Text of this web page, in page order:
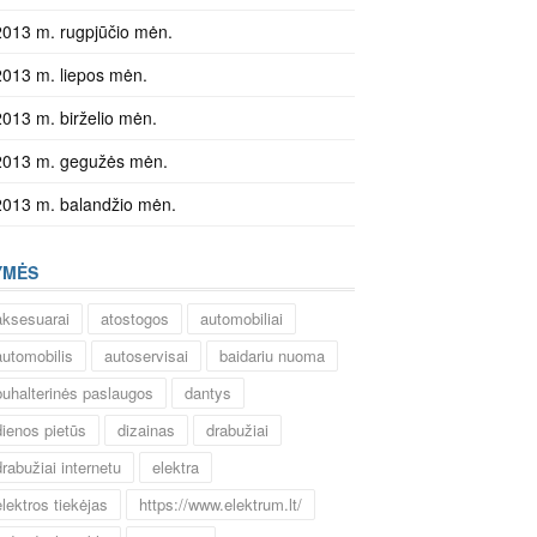
m. rugpjūčio mėn.
m. liepos mėn.
m. birželio mėn.
m. gegužės mėn.
m. balandžio mėn.
atostogos
automobiliai
autoservisai
baidariu nuoma
paslaugos
dantys
pietūs
dizainas
drabužiai
internetu
elektra
tiekėjas
https://www.elektrum.lt/